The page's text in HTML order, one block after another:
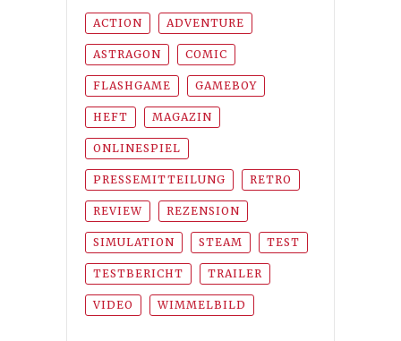
ACTION ADVENTURE
ASTRAGON COMIC
FLASHGAME GAMEBOY
HEFT MAGAZIN
ONLINESPIEL
PRESSEMITTEILUNG RETRO
REVIEW REZENSION
SIMULATION STEAM TEST
TESTBERICHT TRAILER
VIDEO WIMMELBILD